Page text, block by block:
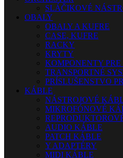
SLÁČIKOVÉ
OBALY
OBALY A KUFRE
CASE, KUFRE
RACKY
KRYTY
KOMPONENTY
TRANSPORTNÉ
PRÍSLUŠENSTVO
KÁBLE
NÁSTROJOVÉ
MIKROFÓNOVÉ
AUDIO KÁBLE
PATCH KÁBLE
Y ADAPTÉRY
MIDI KÁBLE